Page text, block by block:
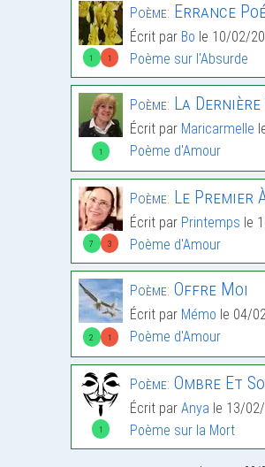
1 1
Poème: Errance
Écrit par Bo le 10/02/
Poème sur l'Absurde
1
Poème: La Dernière
Écrit par Maricarmelle
Poème d'Amour
7 3
Poème: Le Premier
Écrit par Printemps le
Poème d'Amour
2 1
Poème: Offre Moi
Écrit par Mémo le 04/
Poème d'Amour
1
Poème: Ombre Et
Écrit par Anya le 13/
Poème sur la Mort